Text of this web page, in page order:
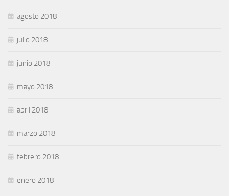
agosto 2018
julio 2018
junio 2018
mayo 2018
abril 2018
marzo 2018
febrero 2018
enero 2018